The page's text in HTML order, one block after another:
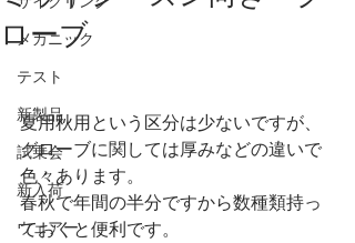
メカニック
テスト
新製品
試乗会
新入荷
ウェアー
ローブ
夏用秋用という区分は少ないですが、
グローブに関しては厚みなどの違いで
色々あります。
春秋で年間の半分ですから数種類持っ
ておくと便利です。